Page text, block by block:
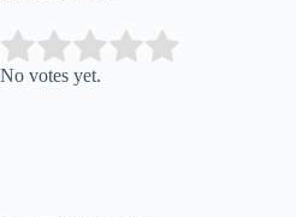
Rate this item:
No votes yet.